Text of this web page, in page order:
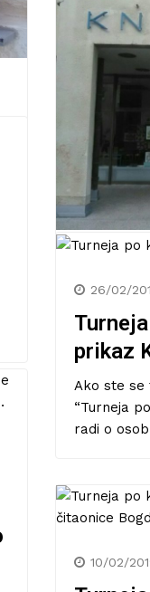
svijetu
Svrha
svojem
čitateljima
11/06/2019
postaja